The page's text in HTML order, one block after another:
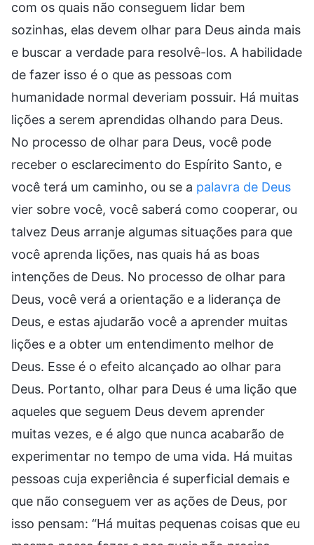
com os quais não conseguem lidar bem
sozinhas, elas devem olhar para Deus ainda mais
e buscar a verdade para resolvê-los. A habilidade
de fazer isso é o que as pessoas com
humanidade normal deveriam possuir. Há muitas
lições a serem aprendidas olhando para Deus.
No processo de olhar para Deus, você pode
receber o esclarecimento do Espírito Santo, e
você terá um caminho, ou se a palavra de Deus
vier sobre você, você saberá como cooperar, ou
talvez Deus arranje algumas situações para que
você aprenda lições, nas quais há as boas
intenções de Deus. No processo de olhar para
Deus, você verá a orientação e a liderança de
Deus, e estas ajudarão você a aprender muitas
lições e a obter um entendimento melhor de
Deus. Esse é o efeito alcançado ao olhar para
Deus. Portanto, olhar para Deus é uma lição que
aqueles que seguem Deus devem aprender
muitas vezes, e é algo que nunca acabarão de
experimentar no tempo de uma vida. Há muitas
pessoas cuja experiência é superficial demais e
que não conseguem ver as ações de Deus, por
isso pensam: “Há muitas pequenas coisas que eu